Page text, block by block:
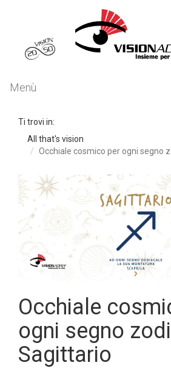
Menù
Ti trovi in:
All that's vision
Occhiale cosmico per ogni segno
Occhiale
ogni segno
Sagittario